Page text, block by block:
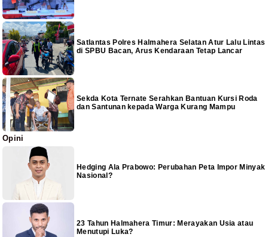
Satlantas Polres Halmahera Selatan Atur Lalu Lintas
di SPBU Bacan, Arus Kendaraan Tetap Lancar
Sekda Kota Ternate Serahkan Bantuan Kursi Roda
dan Santunan kepada Warga Kurang Mampu
Opini
Hedging Ala Prabowo: Perubahan Peta Impor Minyak
Nasional?
23 Tahun Halmahera Timur: Merayakan Usia atau
Menutupi Luka?